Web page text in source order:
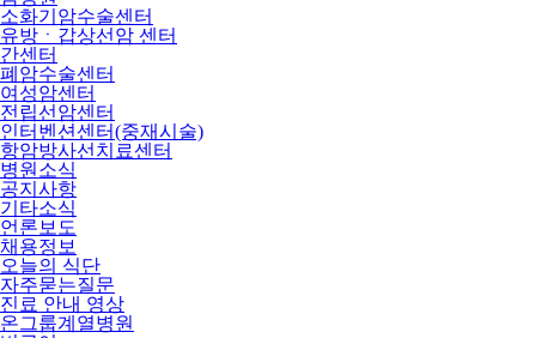
소화기암수술센터
유방ㆍ갑상선암 센터
간센터
폐암수술센터
여성암센터
전립선암센터
인터벤션센터(중재시술)
항암방사선치료센터
병원소식
공지사항
기타소식
언론보도
채용정보
오늘의 식단
자주묻는질문
진료 안내 영상
온그룹계열병원